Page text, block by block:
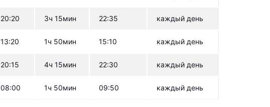
20:20 3ч 15мин 22:35 каждый день
13:20 1ч 50мин 15:10 каждый день
20:15 4ч 15мин 22:30 каждый день
08:00 1ч 50мин 09:50 каждый день